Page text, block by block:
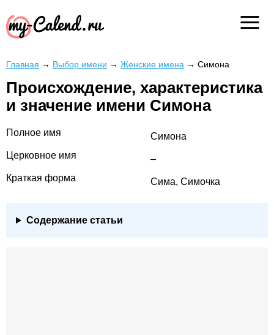
Главная → Выбор имени → Женские имена → Симона
Происхождение, характеристика
и значение имени Симона
Полное имя
Симона
Церковное имя
–
Краткая форма
Сима, Симочка
Содержание статьи